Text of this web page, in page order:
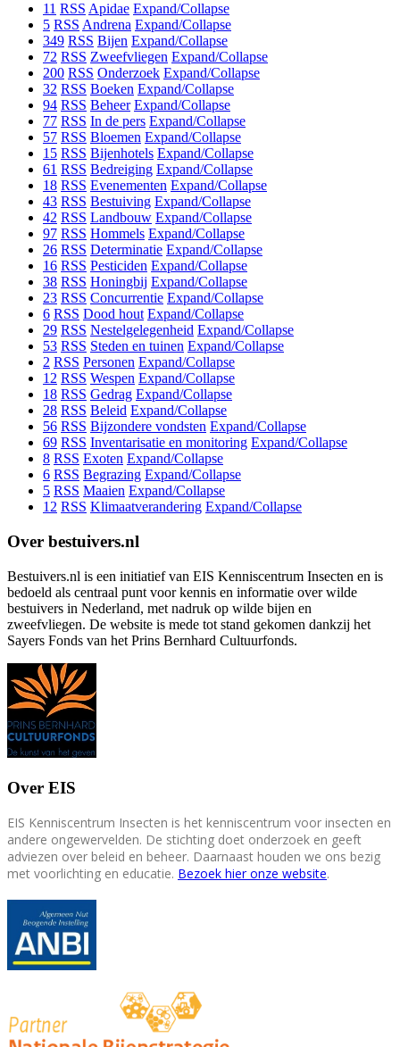
11 RSS Apidae Expand/Collapse
5 RSS Andrena Expand/Collapse
349 RSS Bijen Expand/Collapse
72 RSS Zweefvliegen Expand/Collapse
200 RSS Onderzoek Expand/Collapse
32 RSS Boeken Expand/Collapse
94 RSS Beheer Expand/Collapse
77 RSS In de pers Expand/Collapse
57 RSS Bloemen Expand/Collapse
15 RSS Bijenhotels Expand/Collapse
61 RSS Bedreiging Expand/Collapse
18 RSS Evenementen Expand/Collapse
43 RSS Bestuiving Expand/Collapse
42 RSS Landbouw Expand/Collapse
97 RSS Hommels Expand/Collapse
26 RSS Determinatie Expand/Collapse
16 RSS Pesticiden Expand/Collapse
38 RSS Honingbij Expand/Collapse
23 RSS Concurrentie Expand/Collapse
6 RSS Dood hout Expand/Collapse
29 RSS Nestelgelegenheid Expand/Collapse
53 RSS Steden en tuinen Expand/Collapse
2 RSS Personen Expand/Collapse
12 RSS Wespen Expand/Collapse
18 RSS Gedrag Expand/Collapse
28 RSS Beleid Expand/Collapse
56 RSS Bijzondere vondsten Expand/Collapse
69 RSS Inventarisatie en monitoring Expand/Collapse
8 RSS Exoten Expand/Collapse
6 RSS Begrazing Expand/Collapse
5 RSS Maaien Expand/Collapse
12 RSS Klimaatverandering Expand/Collapse
Over bestuivers.nl
Bestuivers.nl is een initiatief van EIS Kenniscentrum Insecten en is
bedoeld als centraal punt voor kennis en informatie over wilde
bestuivers in Nederland, met nadruk op wilde bijen en
zweefvliegen. De website is mede tot stand gekomen dankzij het
Sayers Fonds van het Prins Bernhard Cultuurfonds.
Over EIS
EIS Kenniscentrum Insecten is het kenniscentrum voor insecten en
andere ongewervelden. De stichting doet onderzoek en geeft
adviezen over beleid en beheer. Daarnaast houden we ons bezig
met voorlichting en educatie. Bezoek hier onze website.